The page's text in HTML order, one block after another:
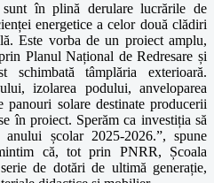
în plină derulare lucrările de
energetice a celor două clădiri
Este vorba de un proiect amplu,
Planul Național de Redresare și
schimbată tâmplăria exterioară.
izolarea podului, anveloparea
solare destinate producerii
în proiect. Sperăm ca investiția să
școlar 2025-2026.”, spune
că, tot prin PNRR, Școala
de dotări de ultimă generație,